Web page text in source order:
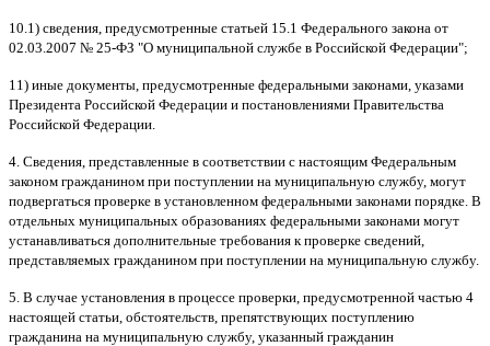
10.1) сведения, предусмотренные статьей 15.1 Федерального закона от
02.03.2007 № 25-ФЗ "О муниципальной службе в Российской Федерации";
11) иные документы, предусмотренные федеральными законами, указами
Президента Российской Федерации и постановлениями Правительства
Российской Федерации.
4. Сведения, представленные в соответствии с настоящим Федеральным
законом гражданином при поступлении на муниципальную службу, могут
подвергаться проверке в установленном федеральными законами порядке. В
отдельных муниципальных образованиях федеральными законами могут
устанавливаться дополнительные требования к проверке сведений,
представляемых гражданином при поступлении на муниципальную службу.
5. В случае установления в процессе проверки, предусмотренной частью 4
настоящей статьи, обстоятельств, препятствующих поступлению
гражданина на муниципальную службу, указанный гражданин